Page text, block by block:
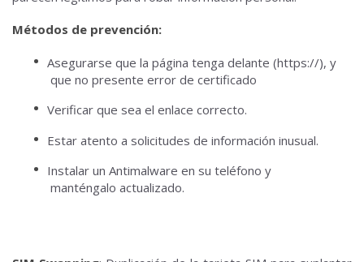
Métodos de prevención:
Asegurarse que la página tenga delante (https://), y
que no presente error de certificado
Verificar que sea el enlace correcto.
Estar atento a solicitudes de información inusual.
Instalar un Antimalware en su teléfono y
manténgalo actualizado.